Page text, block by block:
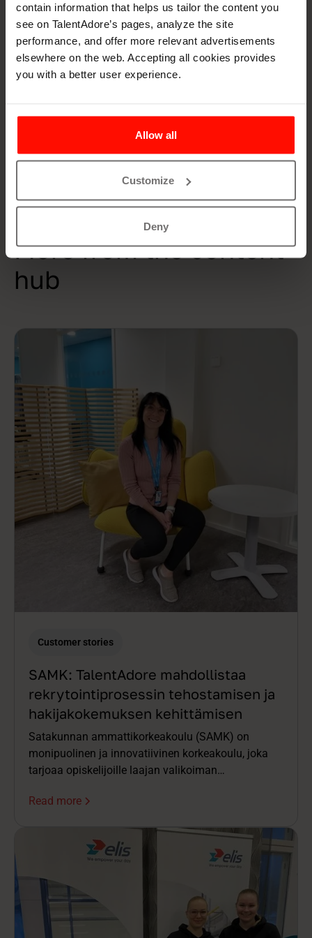
contain information that helps us tailor the content you
see on TalentAdore’s pages, analyze the site
performance, and offer more relevant advertisements
elsewhere on the web. Accepting all cookies provides
you with a better user experience.
Allow all
Customize
Deny
lähtökohta oman porukan, asiakkaiden ja sidosryhmien
kanssa. Kuten arvoissamme todetaan; meidän
kanssamme on kiva tehdä töitä, ammattitaitomme
tuottaa tuloksia ja innostunut otteemme kantaa pitkälle.
More from the content
hub
Customer stories
SAMK: TalentAdore mahdollistaa
rekrytointiprosessin tehostamisen ja
hakijakokemuksen kehittämisen
Satakunnan ammattikorkeakoulu (SAMK) on
monipuolinen ja innovatiivinen korkeakoulu, joka
tarjoaa opiskelijoille laajan valikoiman
yhteistyö elinkeinoelämän kanssa ovat SAMKin
Read more